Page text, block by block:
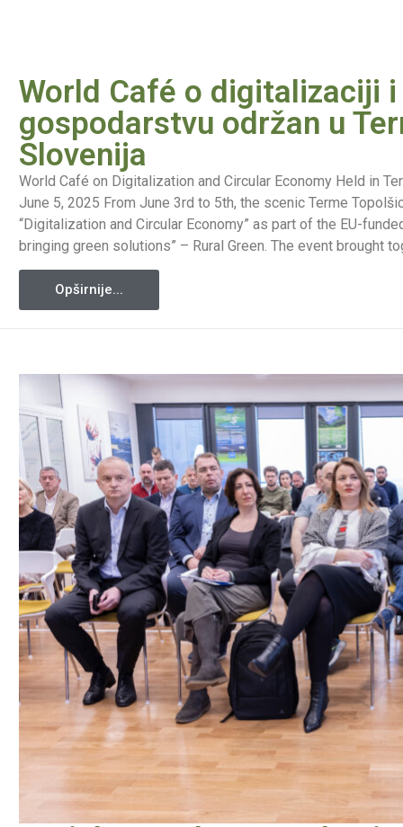
World Café o digitalizaciji
gospodarstvu održan u
Slovenija
World Café on Digitalization and Circular Economy Held in
June 5, 2025 From June 3rd to 5th, the scenic Terme
“Digitalization and Circular Economy” as part of the EU-
bringing green solutions” – Rural Green. The event brought
Opširnije...